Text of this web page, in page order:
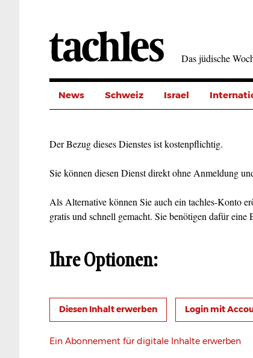
Das jüdische
News Schweiz Israel
Der Bezug dieses Dienstes ist kostenpflichtig.
Sie können diesen Dienst direkt ohne Anmeldung
Als Alternative können Sie auch ein tachles-Konto
gratis und schnell gemacht. Sie benötigen dafür eine
Ihre Optionen:
Login mit
Ein Abonnement für digitale Inhalte erwerben